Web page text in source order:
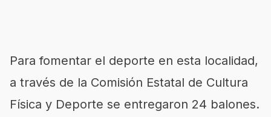
Para fomentar el deporte en esta localidad,
a través de la Comisión Estatal de Cultura
Física y Deporte se entregaron 24 balones.